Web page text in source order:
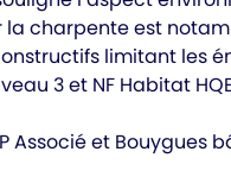
la charpente est
limitant les
3 et NF Habitat
Associé et